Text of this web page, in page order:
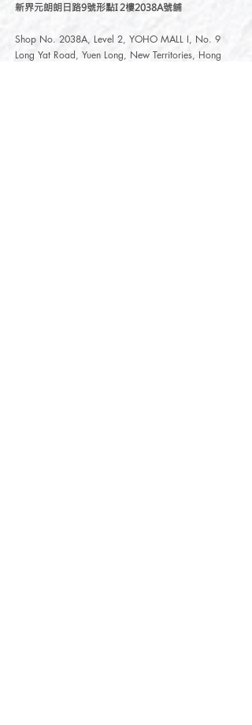
新界元朗朗日路9號形點I 2樓2038A號舖
Shop No. 2038A, Level 2, YOHO MALL I, No. 9
Long Yat Road, Yuen Long, New Territories, Hong